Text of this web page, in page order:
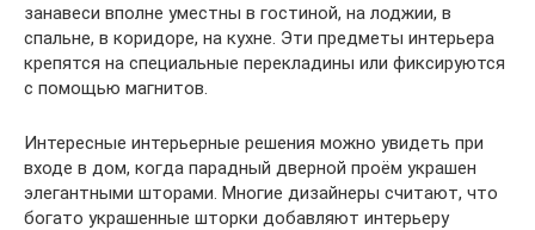
занавеси вполне уместны в гостиной, на лоджии, в
спальне, в коридоре, на кухне. Эти предметы интерьера
крепятся на специальные перекладины или фиксируются
с помощью магнитов.
Интересные интерьерные решения можно увидеть при
входе в дом, когда парадный дверной проём украшен
элегантными шторами. Многие дизайнеры считают, что
богато украшенные шторки добавляют интерьеру